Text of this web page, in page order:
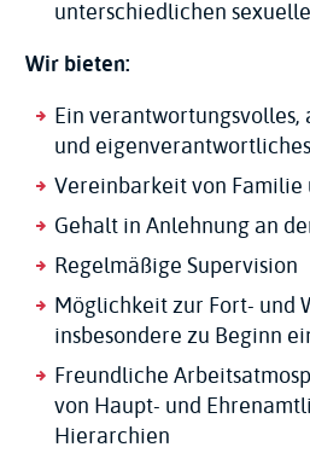
unterschiedlichen
Wir bieten:
Ein verantwortungsvolles,
und
Vereinbarkeit von Familie
Gehalt in Anlehnung an
Regelmäßige Supervision
Möglichkeit zur Fort- und
insbesondere zu Beginn
Freundliche
von Haupt- und
Hierarchien